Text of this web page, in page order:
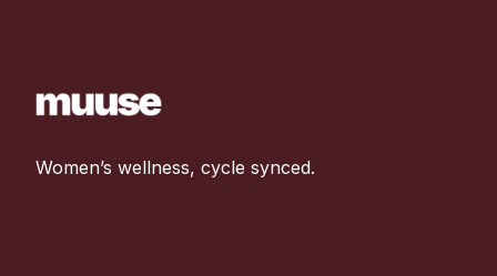
Women’s wellness, cycle synced.